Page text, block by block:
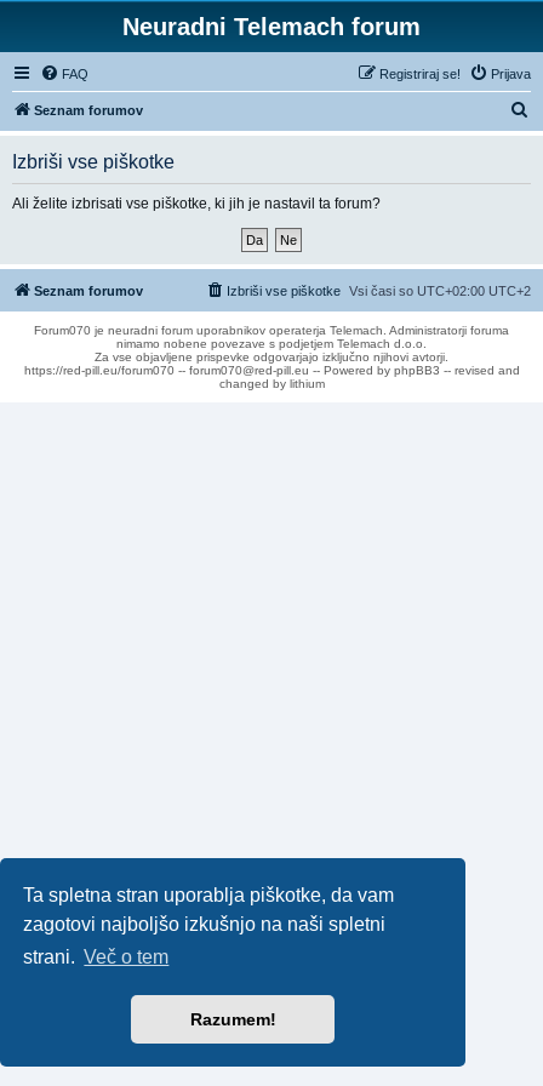
Ta spletna stran uporablja piškotke, da vam
zagotovi najboljšo izkušnjo na naši spletni
strani. Več o tem
Razumem!
Neuradni Telemach forum
FAQ Prijava
Registriraj se!
Seznam forumov
s
Izbriši vse piškotke
Ali želite izbrisati vse piškotke, ki jih je nastavil ta forum?
Seznam forumov Vsi časi so UTC+02:00 UTC+2
Izbriši vse piškotke
Forum070 je neuradni forum uporabnikov operaterja Telemach. Administratorji foruma
nimamo nobene povezave s podjetjem Telemach d.o.o.
Za vse objavljene prispevke odgovarjajo izključno njihovi avtorji.
https://red-pill.eu/forum070 -- forum070@red-pill.eu -- Powered by phpBB3 -- revised and
changed by lithium